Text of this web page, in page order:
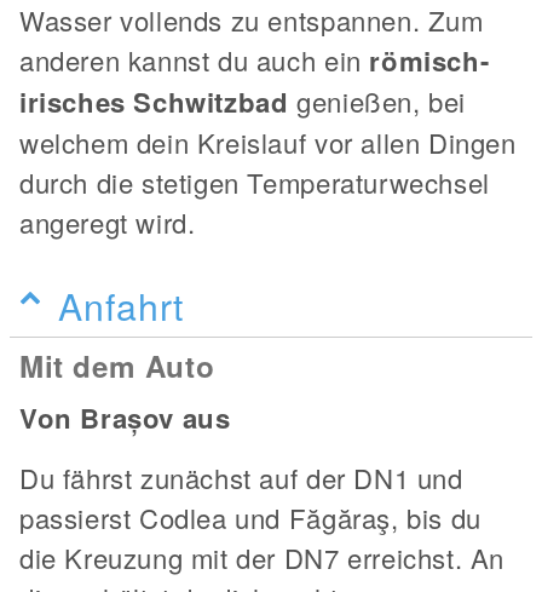
Wasser vollends zu entspannen. Zum
anderen kannst du auch ein römisch-
irisches Schwitzbad genießen, bei
welchem dein Kreislauf vor allen Dingen
durch die stetigen Temperaturwechsel
angeregt wird.
Anfahrt
Mit dem Auto
Von Brașov aus
Du fährst zunächst auf der DN1 und
passierst Codlea und Făgăraş, bis du
die Kreuzung mit der DN7 erreichst. An